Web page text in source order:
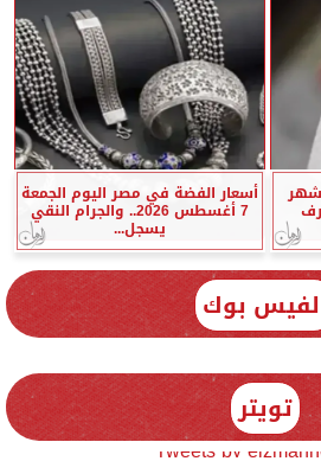
شهر
صرف
أسعار الفضة في مصر اليوم الجمعة
7 أغسطس 2026.. والجرام النقي
يسجل...
بوك
تويتر
Tweets by